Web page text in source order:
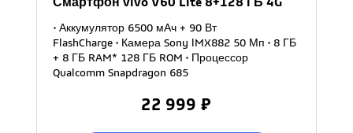
• Аккумулятор 6500 мАч + 90 Вт
FlashCharge • Камера Sony lMX882 50 Мп • 8 ГБ
+ 8 ГБ RAM* 128 ГБ ROM • Процессор
Qualcomm Snapdragon 685
22 999 ₽